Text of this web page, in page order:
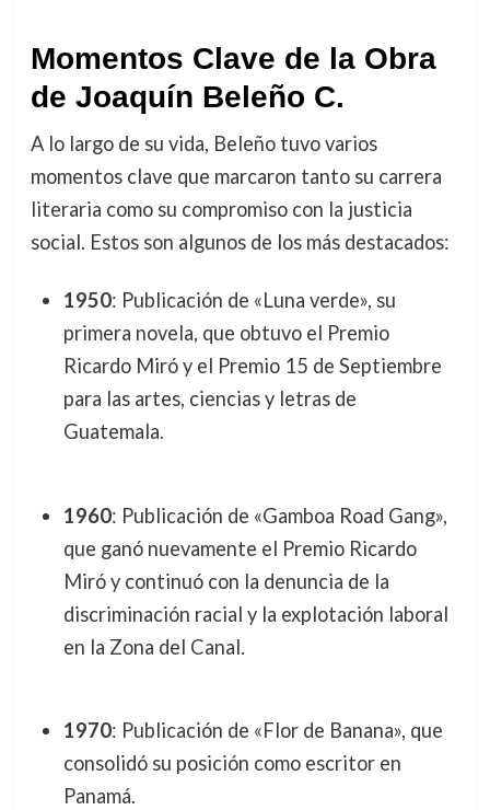
Momentos Clave de la Obra
de Joaquín Beleño C.
A lo largo de su vida, Beleño tuvo varios
momentos clave que marcaron tanto su carrera
literaria como su compromiso con la justicia
social. Estos son algunos de los más destacados:
1950: Publicación de «Luna verde», su
primera novela, que obtuvo el Premio
Ricardo Miró y el Premio 15 de Septiembre
para las artes, ciencias y letras de
Guatemala.
1960: Publicación de «Gamboa Road Gang»,
que ganó nuevamente el Premio Ricardo
Miró y continuó con la denuncia de la
discriminación racial y la explotación laboral
en la Zona del Canal.
1970: Publicación de «Flor de Banana», que
consolidó su posición como escritor en
Panamá.